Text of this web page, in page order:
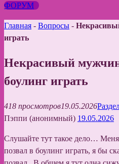
ФОРУМ
Главная - Вопросы -
играть
Некрасивый
боулинг играть
418 просмотров19.05.2026
Пэппи (анонимный) 19.05.2026
Слушайте тут такое дело…
позвал в боулинг играть, я бы